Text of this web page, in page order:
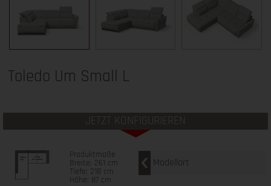
Toledo Um Small L
JETZT KONFIGURIEREN
Produktmaße
Breite: 261 cm
Tiefe: 218 cm
Höhe: 87 cm
Modellart